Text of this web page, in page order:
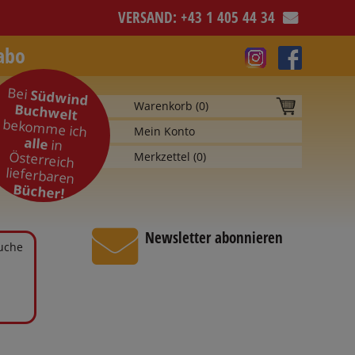
VERSAND: +43 1 405 44 34
BeiSüdwind
Buchwelt
bekomme ich
allein
Österreich
lieferbaren
Bücher!
Warenkorb (0)
Mein Konto
Merkzettel (0)
Newsletter abonnieren